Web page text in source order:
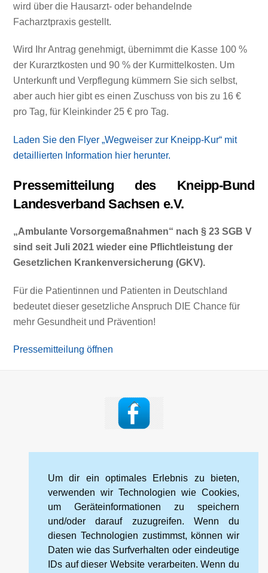
wird über die Hausarzt- oder behandelnde
Facharztpraxis gestellt.
Wird Ihr Antrag genehmigt, übernimmt die Kasse 100 %
der Kurarztkosten und 90 % der Kurmittelkosten. Um
Unterkunft und Verpflegung kümmern Sie sich selbst,
aber auch hier gibt es einen Zuschuss von bis zu 16 €
pro Tag, für Kleinkinder 25 € pro Tag.
Laden Sie den Flyer „Wegweiser zur Kneipp-Kur“ mit
detaillierten Information hier herunter.
Pressemitteilung des Kneipp-Bund
Landesverband Sachsen e.V.
„Ambulante Vorsorgemaßnahmen“ nach § 23 SGB V
sind seit Juli 2021 wieder eine Pflichtleistung der
Gesetzlichen Krankenversicherung (GKV).
Für die Patientinnen und Patienten in Deutschland
bedeutet dieser gesetzliche Anspruch DIE Chance für
mehr Gesundheit und Prävention!
Pressemitteilung öffnen
Back
To
Cookie-Richtlinie (EU)
Kneipp-Bund Landesverband Sachsen e. V.
Wehlener Straße 46
01067 Dresden
Um dir ein optimales Erlebnis zu bieten,
verwenden wir Technologien wie Cookies,
um Geräteinformationen zu speichern
und/oder darauf zuzugreifen. Wenn du
diesen Technologien zustimmst, können wir
Daten wie das Surfverhalten oder eindeutige
IDs auf dieser Website verarbeiten. Wenn du